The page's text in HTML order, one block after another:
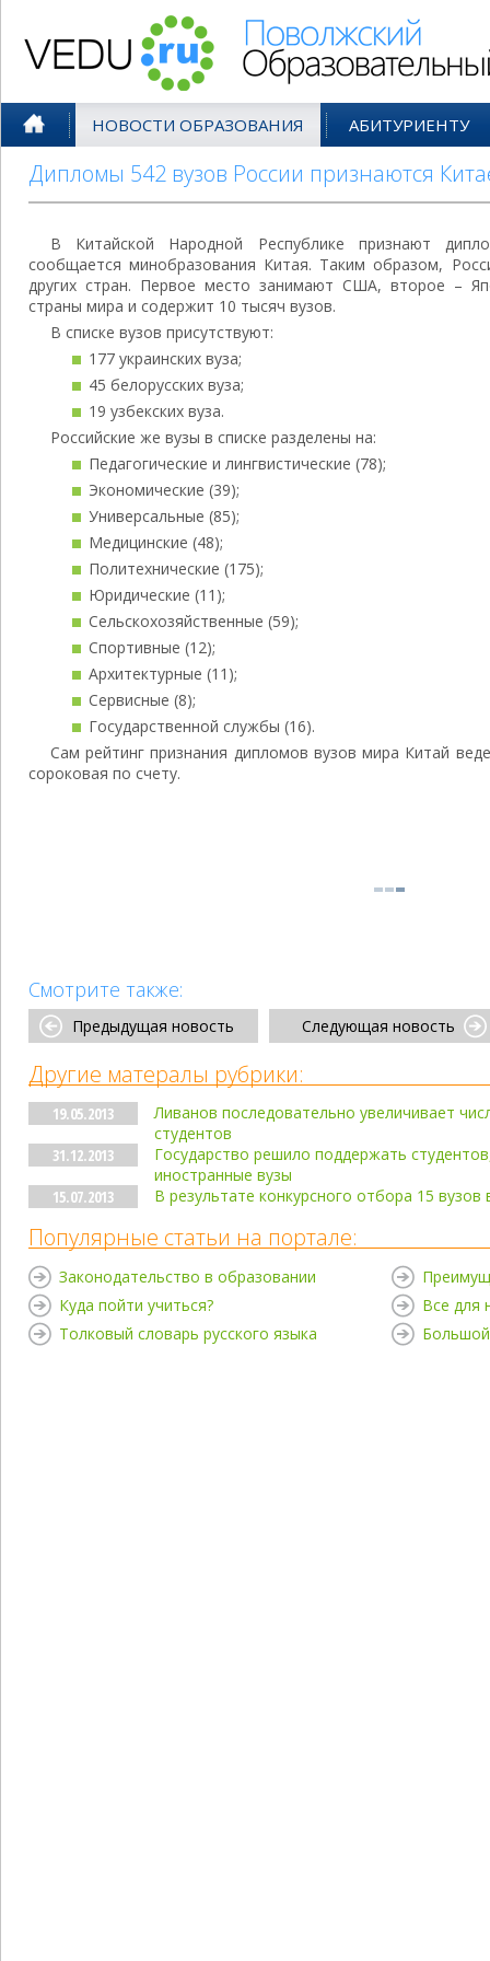
НОВОСТИ ОБРАЗОВАНИЯ АБИТУРИЕНТУ
Дипломы 542 вузов России признаются
В Китайской Народной Республике признают
сообщается минобразования Китая. Таким образом,
других стран. Первое место занимают США, второе –
страны мира и содержит 10 тысяч вузов.
В списке вузов присутствуют:
177 украинских вуза;
45 белорусских вуза;
19 узбекских вуза.
Российские же вузы в списке разделены на:
Педагогические и лингвистические (78);
Экономические (39);
Универсальные (85);
Медицинские (48);
Политехнические (175);
Юридические (11);
Сельскохозяйственные (59);
Спортивные (12);
Архитектурные (11);
Сервисные (8);
Государственной службы (16).
Сам рейтинг признания дипломов вузов мира Китай
сороковая по счету.
Смотрите также:
Предыдущая новость Следующая новость
Другие матералы рубрики:
19.05.2013
Ливанов последовательно увеличивает
студентов
31.12.2013
Государство решило поддержать
иностранные вузы
15.07.2013
В результате конкурсного отбора 15 вузов
Популярные статьи на портале:
Законодательство в образовании
Куда пойти учиться?
Толковый словарь русского языка
Все для
Большой